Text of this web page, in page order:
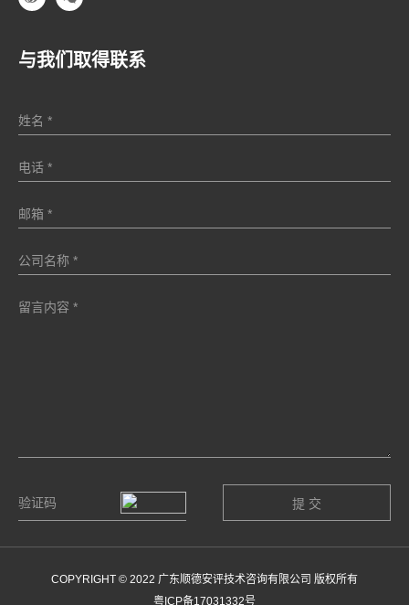
与我们取得联系
COPYRIGHT © 2022 广东顺德安评技术咨询有限公司 版权所有
粤ICP备17031332号